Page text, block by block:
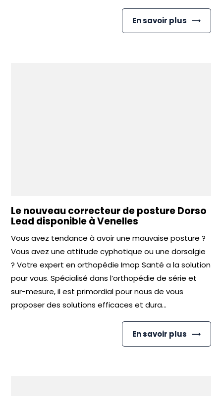
En savoir plus
Le nouveau correcteur de posture Dorso
Lead disponible à Venelles
Vous avez tendance à avoir une mauvaise posture ?
Vous avez une attitude cyphotique ou une dorsalgie
? Votre expert en orthopédie Imop Santé a la solution
pour vous. Spécialisé dans l’orthopédie de série et
sur-mesure, il est primordial pour nous de vous
proposer des solutions efficaces et dura...
En savoir plus